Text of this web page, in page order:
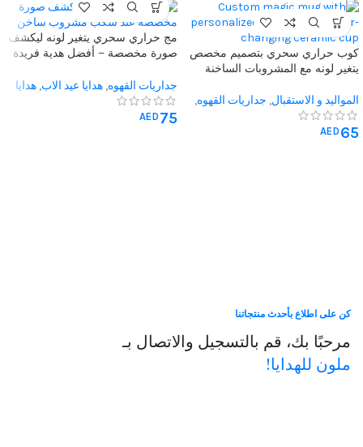
كوب حراري سحري بتصميم مخصص
يتغير لونه مع المشروبات الساخنة
المواليد و الاستقبال, جداريات القهوه,
هدايا عيد الاب
المعلم,هدية لهAED 65
مج حراري سحري يتغير لونه ليكشف
صورة مخصصة – أفضل هدية فريدة
جداريات القهوه, هدايا عيد الاب, هدايا
يوم المعلم,هدية الذكرى السنوية
له,هدية لها
AED 75
كن على اطلاع بأحدث منتجاتنا
مرحبًا بك، قم بالتسجيل والاتصال بـ
ملون للهدايا!